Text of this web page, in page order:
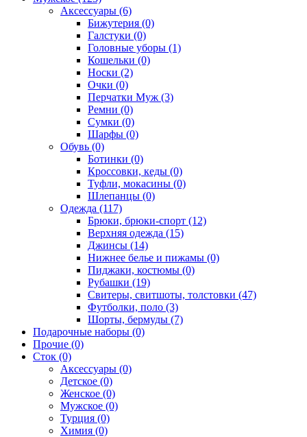
Аксессуары (6)
Бижутерия (0)
Галстуки (0)
Головные уборы (1)
Кошельки (0)
Носки (2)
Очки (0)
Перчатки Муж (3)
Ремни (0)
Сумки (0)
Шарфы (0)
Обувь (0)
Ботинки (0)
Кроссовки, кеды (0)
Туфли, мокасины (0)
Шлепанцы (0)
Одежда (117)
Брюки, брюки-спорт (12)
Верхняя одежда (15)
Джинсы (14)
Нижнее белье и пижамы (0)
Пиджаки, костюмы (0)
Рубашки (19)
Свитеры, свитшоты, толстовки (47)
Футболки, поло (3)
Шорты, бермуды (7)
Подарочные наборы (0)
Прочие (0)
Сток (0)
Аксессуары (0)
Детское (0)
Женское (0)
Мужское (0)
Турция (0)
Химия (0)